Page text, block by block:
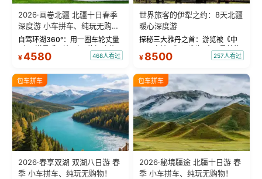
2026·画卷北疆 北疆十日春季
深度游 小车拼车、纯玩无购
物！
自驾环湖360°：用一圈车轮丈量
“大西洋最后一滴眼泪”的极致蔚
蓝。 赛湖旅拍：甄选多款风格服
绝美瞬间。 赛湖坦克300跟车视
频：专业摄影师...
¥4580 468人看过
世界旅客的伊犁之约：8天北疆
暖心深度游
探秘三大雅丹之首：游览被《中
国国家地理》评选为“中国最美的
三大雅丹”第一名的克拉玛依魔鬼
瓦人最大村落——禾木村，欣赏
晨雾与小木...
¥ 8500 257人看过
包车拼车
2026·春享双湖 双湖八日游 春
季 小车拼车、纯玩无购物！
包车拼车
2026·秘境疆途 北疆十日游 春
季 小车拼车、纯玩无购物！